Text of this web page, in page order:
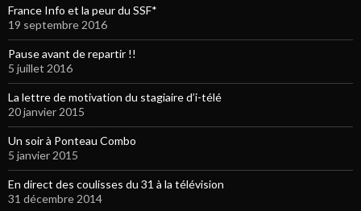
France Info et la peur du SSF*
19 septembre 2016
Pause avant de repartir !!
5 juillet 2016
La lettre de motivation du stagiaire d’i-télé
20 janvier 2015
Un soir à Ponteau Combo
5 janvier 2015
En direct des coulisses du 31 à la télévision
31 décembre 2014